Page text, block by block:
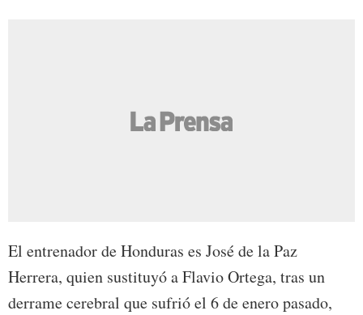
El entrenador de Honduras es José de la Paz
Herrera, quien sustituyó a Flavio Ortega, tras un
derrame cerebral que sufrió el 6 de enero pasado,